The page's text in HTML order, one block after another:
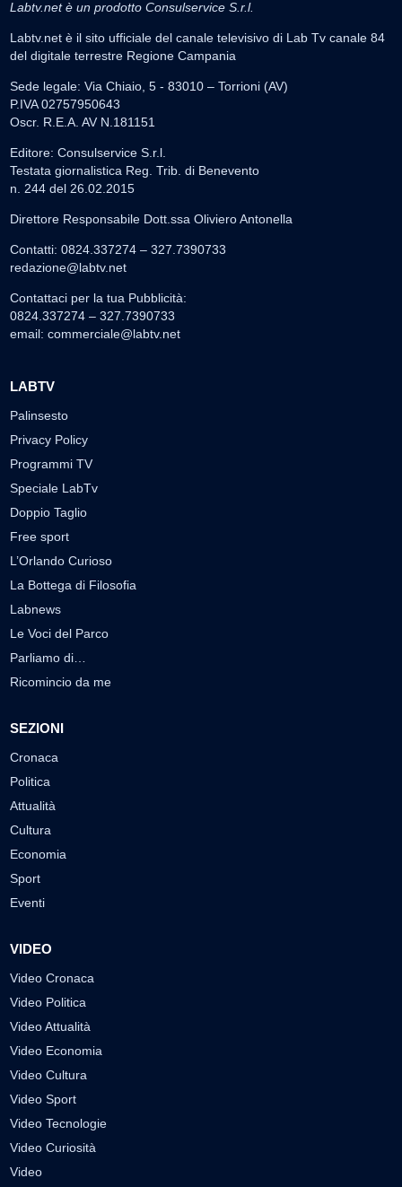
Labtv.net è un prodotto Consulservice S.r.l.
Labtv.net è il sito ufficiale del canale televisivo di Lab Tv canale 84
del digitale terrestre Regione Campania
Sede legale: Via Chiaio, 5 - 83010 – Torrioni (AV)
P.IVA 02757950643
Oscr. R.E.A. AV N.181151
Editore: Consulservice S.r.l.
Testata giornalistica Reg. Trib. di Benevento
n. 244 del 26.02.2015
Direttore Responsabile Dott.ssa Oliviero Antonella
Contatti: 0824.337274 – 327.7390733
redazione@labtv.net
Contattaci per la tua Pubblicità:
0824.337274 – 327.7390733
email: commerciale@labtv.net
LABTV
Palinsesto
Privacy Policy
Programmi TV
Speciale LabTv
Doppio Taglio
Free sport
L’Orlando Curioso
La Bottega di Filosofia
Labnews
Le Voci del Parco
Parliamo di…
Ricomincio da me
SEZIONI
Cronaca
Politica
Attualità
Cultura
Economia
Sport
Eventi
VIDEO
Video Cronaca
Video Politica
Video Attualità
Video Economia
Video Cultura
Video Sport
Video Tecnologie
Video Curiosità
Video